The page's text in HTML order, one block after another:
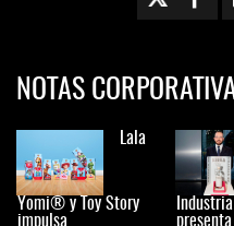
NOTAS
Lala
Yomi® y Toy Story
impulsa
presenta l